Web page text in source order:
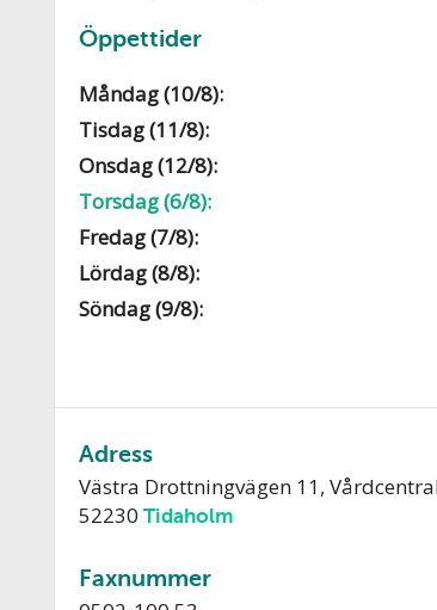
Öppettider
Måndag (10/8):
Tisdag (11/8):
Onsdag (12/8):
Torsdag (6/8):
Fredag (7/8):
Lördag (8/8):
Söndag (9/8):
Adress
Västra Drottningvägen 11,
52230Tidaholm
Faxnummer